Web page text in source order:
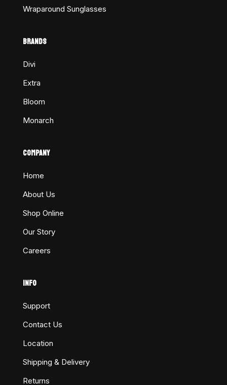
Wraparound Sunglasses
BRANDS
Divi
Extra
Bloom
Monarch
COMPANY
Home
About Us
Shop Online
Our Story
Careers
INFO
Support
Contact Us
Location
Shipping & Delivery
Returns